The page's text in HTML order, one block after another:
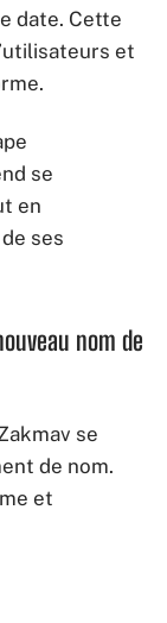
date. Cette
et
se
en
ses
nom de
se
de nom.
et